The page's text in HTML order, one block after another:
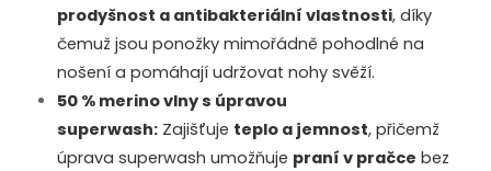
prodyšnost a antibakteriální vlastnosti, díky
čemuž jsou ponožky mimořádně pohodlné na
nošení a pomáhají udržovat nohy svěží.
50 % merino vlny s úpravou
superwash: Zajišťuje teplo a jemnost, přičemž
úprava superwash umožňuje praní v pračce bez